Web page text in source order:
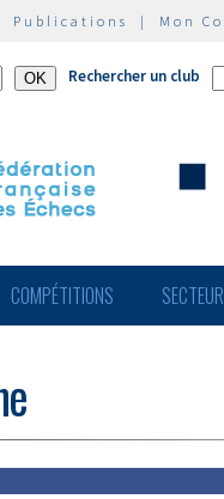
Publications | Mon
Rechercher un club
COMPÉTITIONS